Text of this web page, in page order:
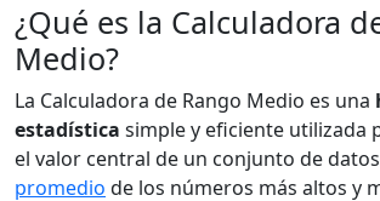
¿Qué es la Calculadora
Medio?
La Calculadora de Rango Medio es una
estadística simple y eficiente utilizada
el valor central de un conjunto de
promedio de los números más altos y